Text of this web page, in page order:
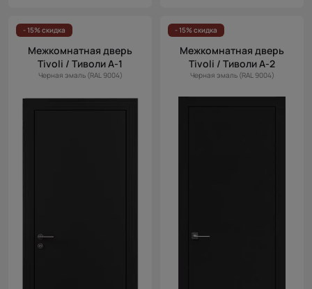
- 15% скидка
Межкомнатная дверь
Tivoli / Тиволи А-1
Черная эмаль (RAL 9004)
- 15% скидка
Межкомнатная дверь
Tivoli / Тиволи А-2
Черная эмаль (RAL 9004)